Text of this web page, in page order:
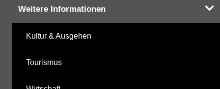
Weitere Informationen
Kultur & Ausgehen
Tourismus